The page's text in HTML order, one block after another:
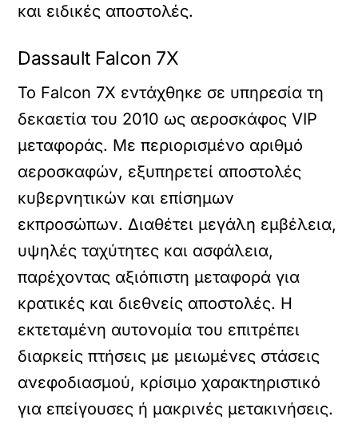
και ειδικές αποστολές.
Dassault Falcon 7X
Το Falcon 7X εντάχθηκε σε υπηρεσία τη
δεκαετία του 2010 ως αεροσκάφος VIP
μεταφοράς. Με περιορισμένο αριθμό
αεροσκαφών, εξυπηρετεί αποστολές
κυβερνητικών και επίσημων
εκπροσώπων. Διαθέτει μεγάλη εμβέλεια,
υψηλές ταχύτητες και ασφάλεια,
παρέχοντας αξιόπιστη μεταφορά για
κρατικές και διεθνείς αποστολές. Η
εκτεταμένη αυτονομία του επιτρέπει
διαρκείς πτήσεις με μειωμένες στάσεις
ανεφοδιασμού, κρίσιμο χαρακτηριστικό
για επείγουσες ή μακρινές μετακινήσεις.